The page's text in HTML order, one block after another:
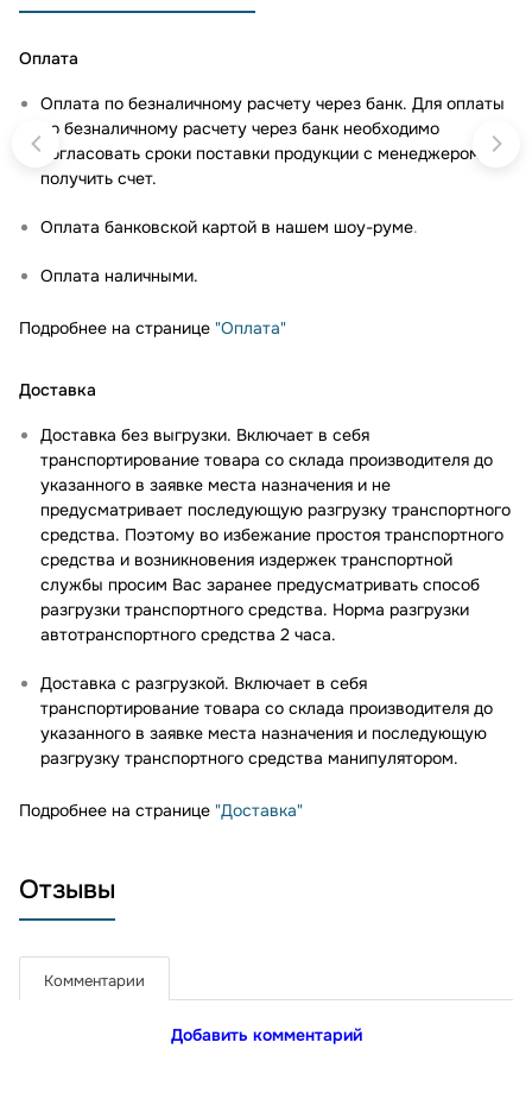
Оплата
Оплата по безналичному расчету через банк. Для оплаты
по безналичному расчету через банк необходимо
согласовать сроки поставки продукции с менеджером и
получить счет.
Оплата банковской картой в нашем шоу-руме.
Оплата наличными.
Подробнее на странице "Оплата"
Доставка
Доставка без выгрузки. Включает в себя
транспортирование товара со склада производителя до
указанного в заявке места назначения и не
предусматривает последующую разгрузку транспортного
средства. Поэтому во избежание простоя транспортного
средства и возникновения издержек транспортной
службы просим Вас заранее предусматривать способ
разгрузки транспортного средства. Норма разгрузки
автотранспортного средства 2 часа.
Доставка с разгрузкой. Включает в себя
транспортирование товара со склада производителя до
указанного в заявке места назначения и последующую
разгрузку транспортного средства манипулятором.
Подробнее на странице "Доставка"
Отзывы
Комментарии
Добавить комментарий